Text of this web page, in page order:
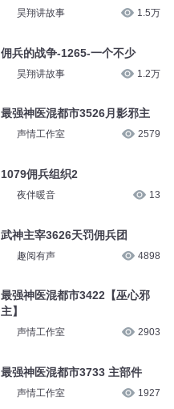
昊翔讲故事 1.5万
佣兵的战争-1265-一个不少
昊翔讲故事 1.2万
最强神医混都市3526月影邪主
声情工作室 2579
1079佣兵组织2
夜伴暖音 13
武神主宰3626天罚佣兵团
趣阅有声 4898
最强神医混都市3422【巫心邪
主】
声情工作室 2903
最强神医混都市3733 主部件
声情工作室 1927